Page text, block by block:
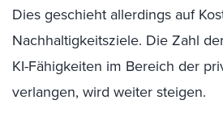
Dies geschieht allerdings auf
Nachhaltigkeitsziele. Die Zahl
KI-Fähigkeiten im Bereich der
verlangen, wird weiter steigen.